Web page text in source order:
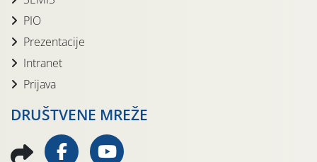
PIO
Prezentacije
Intranet
Prijava
DRUŠTVENE MREŽE